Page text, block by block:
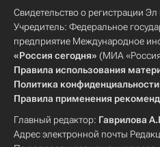
Свидетельство о регистрации
Учредитель: Федеральное
предприятие Международное
«Россия сегодня» (МИА
Правила использования
Политика конфиденциальности
Правила применения
Главный редактор: Гаврилова
Адрес электронной почты